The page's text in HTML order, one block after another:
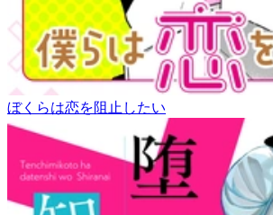
ぼくらは恋を阻止したい